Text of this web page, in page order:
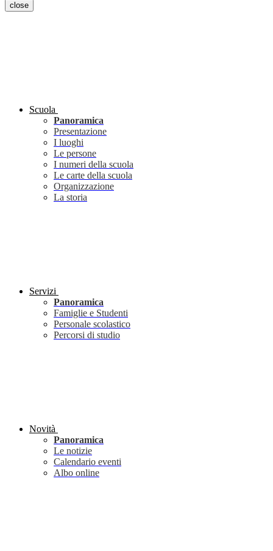
close
Scuola
Panoramica
Presentazione
I luoghi
Le persone
I numeri della scuola
Le carte della scuola
Organizzazione
La storia
Servizi
Panoramica
Famiglie e Studenti
Personale scolastico
Percorsi di studio
Novità
Panoramica
Le notizie
Calendario eventi
Albo online